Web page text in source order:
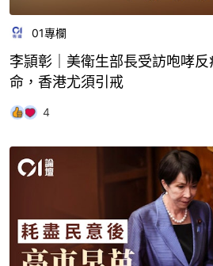
01專欄
李頴彰｜美衛生部長受訪咆哮
命，香港尤須引戒
4